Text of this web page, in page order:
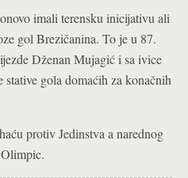
imali terensku inicijativu ali
gol Brezičanina. To je u 87.
Dženan Mujagić i sa ivice
stative gola domaćih za konačnih
protiv Jedinstva a narednog